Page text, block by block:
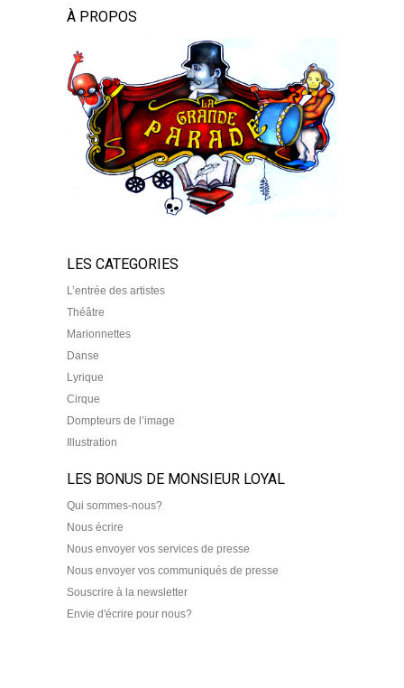
À PROPOS
LES CATEGORIES
L’entrée des artistes
Théâtre
Marionnettes
Danse
Lyrique
Cirque
Dompteurs de l’image
Illustration
LES BONUS DE MONSIEUR LOYAL
Qui sommes-nous?
Nous écrire
Nous envoyer vos services de presse
Nous envoyer vos communiqués de presse
Souscrire à la newsletter
Envie d'écrire pour nous?